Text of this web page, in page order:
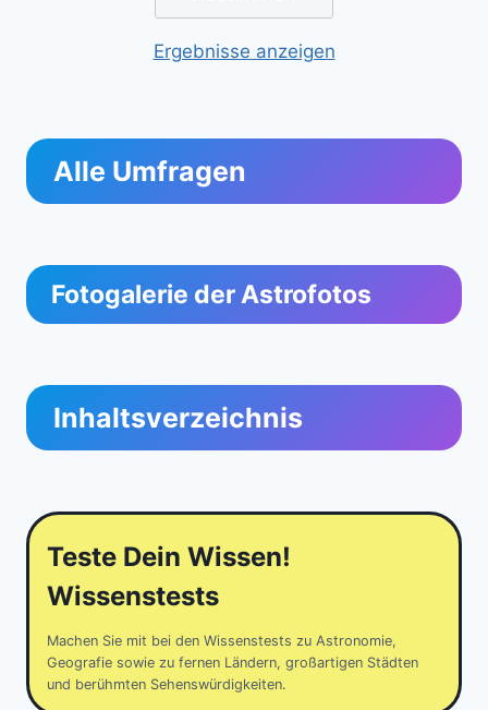
Ergebnisse anzeigen
Alle Umfragen
Fotogalerie der Astrofotos
Inhaltsverzeichnis
Teste Dein Wissen!
Wissenstests
Machen Sie mit bei den Wissenstests zu Astronomie,
Geografie sowie zu fernen Ländern, großartigen Städten
und berühmten Sehenswürdigkeiten.